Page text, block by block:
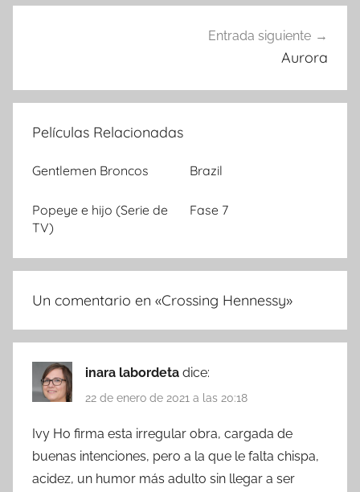
Entrada siguiente
Aurora
Películas Relacionadas
Gentlemen Broncos Brazil
Popeye e hijo (Serie de
TV)
Fase 7
Un comentario en «Crossing Hennessy»
inara labordeta dice:
22 de enero de 2021 a las 20:18
Ivy Ho firma esta irregular obra, cargada de
buenas intenciones, pero a la que le falta chispa,
acidez, un humor más adulto sin llegar a ser